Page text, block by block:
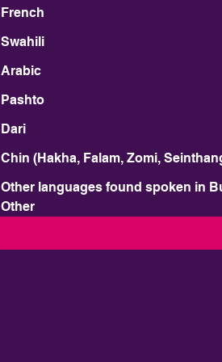
French
Swahili
Arabic
Pashto
Dari
Chin (Hakha, Falam, Zomi,
Other languages found spoken in
Other